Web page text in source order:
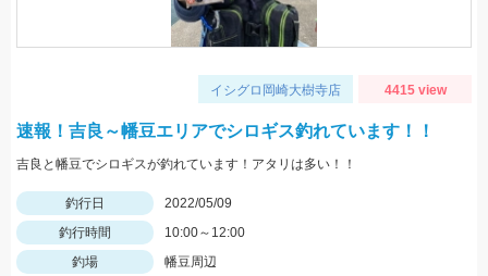
イシグロ岡崎大樹寺店 4415 view
速報！吉良～幡豆エリアでシロギス釣れています！！
吉良と幡豆でシロギスが釣れています！アタリは多い！！
釣行日
2022/05/09
釣行時間
10:00～12:00
釣場
幡豆周辺